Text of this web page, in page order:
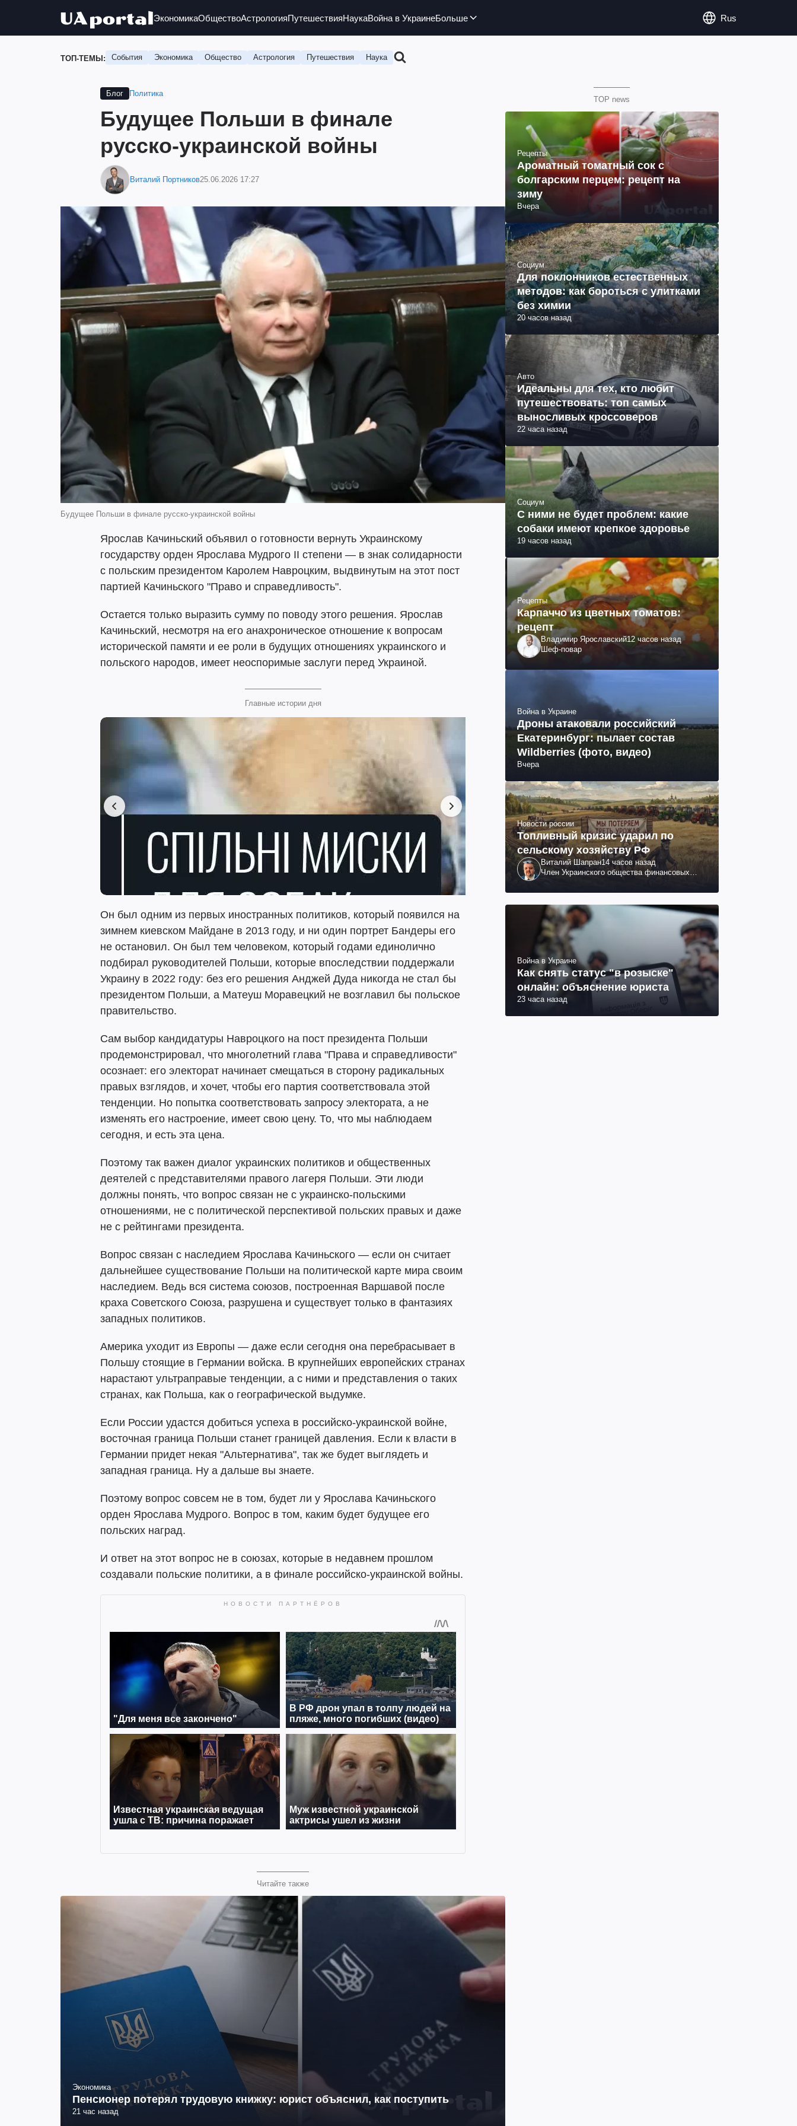
ЭкономикаОбществоАстрологияПутешествияНаукаВойна в УкраинеБольше Rus
ТОП-ТЕМЫ: События Экономика Общество Астрология Путешествия Наука
Блог Политика
Будущее Польши в финале
русско-украинской войны
Виталий Портников25.06.2026 17:27
Будущее Польши в финале русско-украинской войны
Ярослав Качиньский объявил о готовности вернуть Украинскому
государству орден Ярослава Мудрого ІІ степени — в знак солидарности
с польским президентом Каролем Навроцким, выдвинутым на этот пост
партией Качиньского "Право и справедливость".
Остается только выразить сумму по поводу этого решения. Ярослав
Качиньский, несмотря на его анахроническое отношение к вопросам
исторической памяти и ее роли в будущих отношениях украинского и
польского народов, имеет неоспоримые заслуги перед Украиной.
Главные истории дня
Он был одним из первых иностранных политиков, который появился на
зимнем киевском Майдане в 2013 году, и ни один портрет Бандеры его
не остановил. Он был тем человеком, который годами единолично
подбирал руководителей Польши, которые впоследствии поддержали
Украину в 2022 году: без его решения Анджей Дуда никогда не стал бы
президентом Польши, а Матеуш Моравецкий не возглавил бы польское
правительство.
Сам выбор кандидатуры Навроцкого на пост президента Польши
продемонстрировал, что многолетний глава "Права и справедливости"
осознает: его электорат начинает смещаться в сторону радикальных
правых взглядов, и хочет, чтобы его партия соответствовала этой
тенденции. Но попытка соответствовать запросу электората, а не
изменять его настроение, имеет свою цену. То, что мы наблюдаем
сегодня, и есть эта цена.
Поэтому так важен диалог украинских политиков и общественных
деятелей с представителями правого лагеря Польши. Эти люди
должны понять, что вопрос связан не с украинско-польскими
отношениями, не с политической перспективой польских правых и даже
не с рейтингами президента.
Вопрос связан с наследием Ярослава Качиньского — если он считает
дальнейшее существование Польши на политической карте мира своим
наследием. Ведь вся система союзов, построенная Варшавой после
краха Советского Союза, разрушена и существует только в фантазиях
западных политиков.
Америка уходит из Европы — даже если сегодня она перебрасывает в
Польшу стоящие в Германии войска. В крупнейших европейских странах
нарастают ультраправые тенденции, а с ними и представления о таких
странах, как Польша, как о географической выдумке.
Если России удастся добиться успеха в российско-украинской войне,
восточная граница Польши станет границей давления. Если к власти в
Германии придет некая "Альтернатива", так же будет выглядеть и
западная граница. Ну а дальше вы знаете.
Поэтому вопрос совсем не в том, будет ли у Ярослава Качиньского
орден Ярослава Мудрого. Вопрос в том, каким будет будущее его
польских наград.
И ответ на этот вопрос не в союзах, которые в недавнем прошлом
создавали польские политики, а в финале российско-украинской войны.
Читайте также
Экономика
Пенсионер потерял трудовую книжку: юрист объяснил, как поступить
21 час назад
TOP news
Рецепты
Ароматный томатный сок с
болгарским перцем: рецепт на
зиму
Вчера
Социум
Для поклонников естественных
методов: как бороться с улитками
без химии
20 часов назад
Авто
Идеальны для тех, кто любит
путешествовать: топ самых
выносливых кроссоверов
22 часа назад
Социум
С ними не будет проблем: какие
собаки имеют крепкое здоровье
19 часов назад
Рецепты
Карпаччо из цветных томатов:
рецепт
Владимир Ярославский12 часов назад
Шеф-повар
Война в Украине
Дроны атаковали российский
Екатеринбург: пылает состав
Wildberries (фото, видео)
Вчера
Новости россии
Топливный кризис ударил по
сельскому хозяйству РФ
Виталий Шапран14 часов назад
Член Украинского общества финансовых
Война в Украине
Как снять статус "в розыске"
онлайн: объяснение юриста
23 часа назад